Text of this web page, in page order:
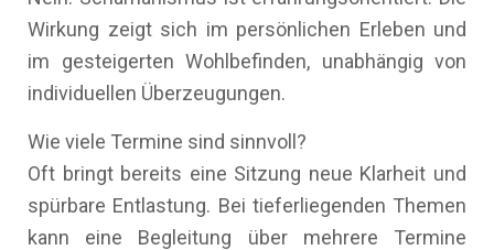
Wirkung zeigt sich im persönlichen Erleben und
im gesteigerten Wohlbefinden, unabhängig von
individuellen Überzeugungen.
Wie viele Termine sind sinnvoll?
Oft bringt bereits eine Sitzung neue Klarheit und
spürbare Entlastung. Bei tieferliegenden Themen
kann eine Begleitung über mehrere Termine